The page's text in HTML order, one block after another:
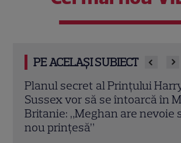
PE ACELAȘI SUBIECT
Meghan Markle, apariție
MasterChef Australia 2026.
Sussex a dezvăluit ce
Prințul Harry